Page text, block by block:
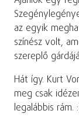
az egyik
színész volt,
szereplő
Hát így. Kurt
meg csak
legalábbis rám.